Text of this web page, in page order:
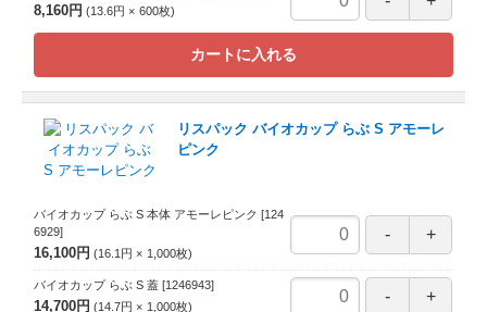
8,160円 13.6円 600枚
カートに入れる
リスパック バイオカップ らぶ S アモーレ
ピンク
バイオカップ らぶ S 本体 アモーレピンク [124
6929]
16,100円 16.1円 1,000枚
バイオカップ らぶ S 蓋 [1246943]
14,700円 14.7円 1,000枚